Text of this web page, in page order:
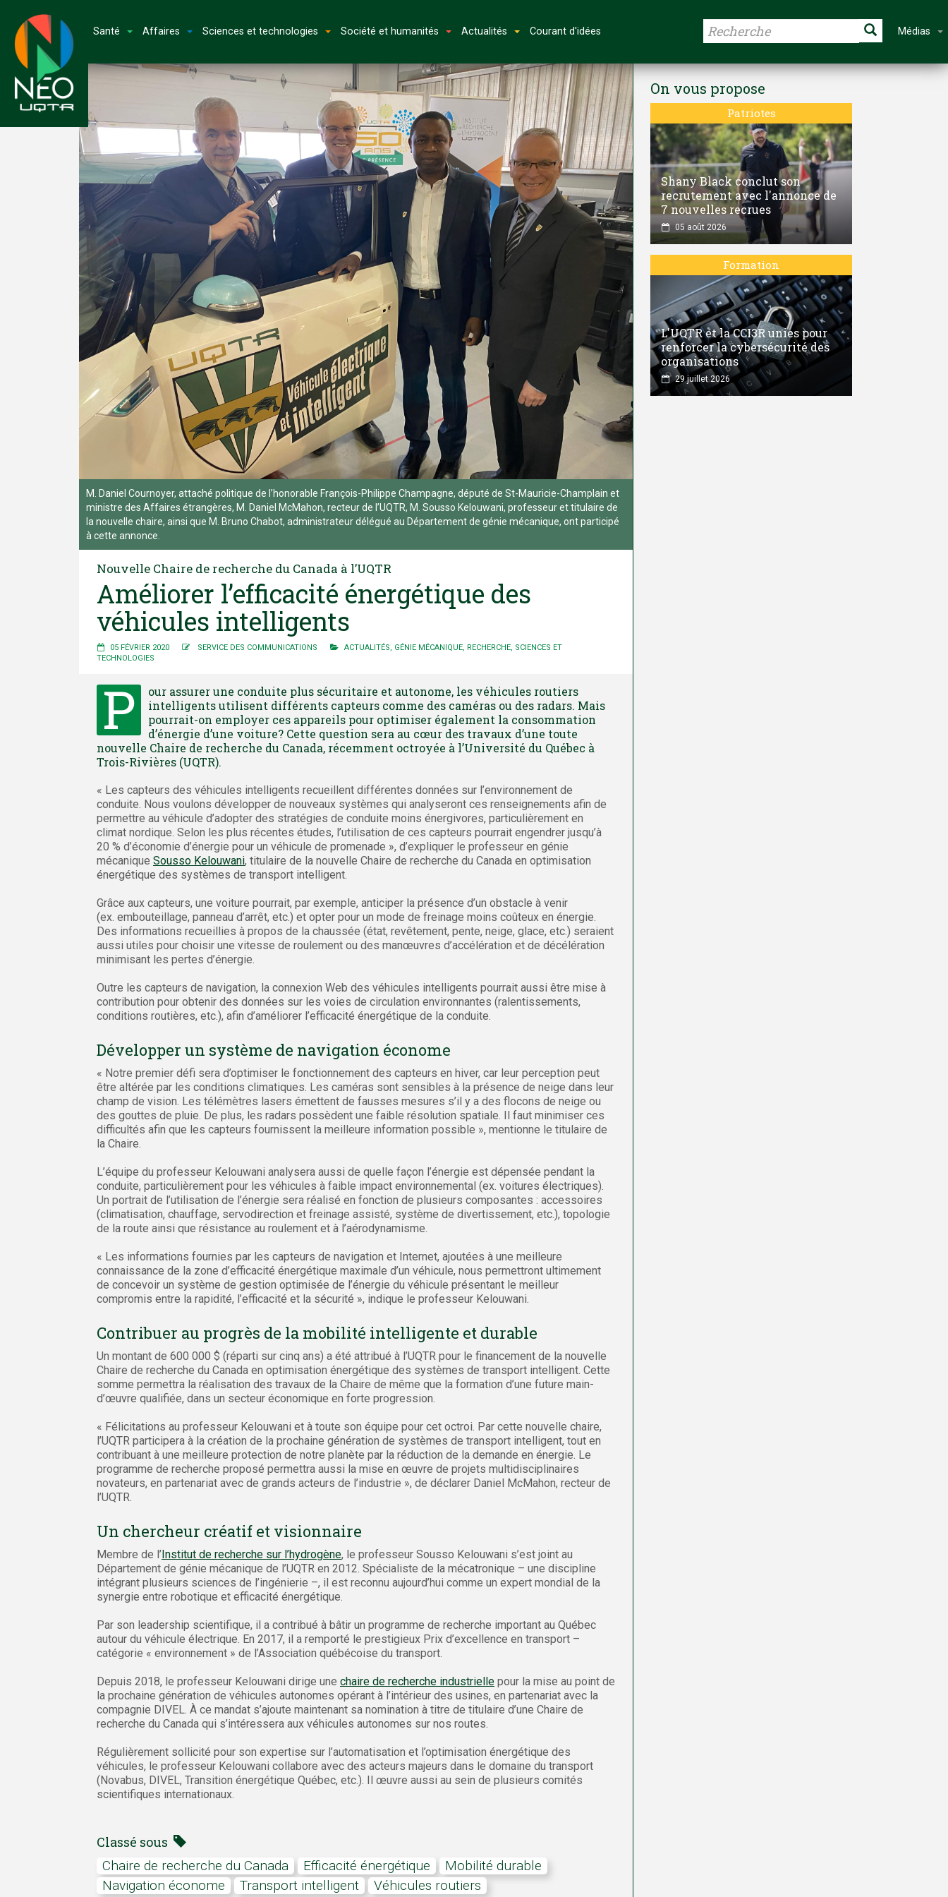
Santé Affaires Sciences et technologies Société et humanités Actualités Courant d'idées Médias
M. Daniel Cournoyer, attaché politique de l’honorable François-Philippe Champagne, député de St-Mauricie-Champlain et
ministre des Affaires étrangères, M. Daniel McMahon, recteur de l’UQTR, M. Sousso Kelouwani, professeur et titulaire de
la nouvelle chaire, ainsi que M. Bruno Chabot, administrateur délégué au Département de génie mécanique, ont participé
à cette annonce.
Nouvelle Chaire de recherche du Canada à l’UQTR
Améliorer l’efficacité énergétique des
véhicules intelligents
05 FÉVRIER 2020 SERVICE DES COMMUNICATIONS ACTUALITÉS, GÉNIE MÉCANIQUE, RECHERCHE, SCIENCES ET
TECHNOLOGIES
P
our assurer une conduite plus sécuritaire et autonome, les véhicules routiers
intelligents utilisent différents capteurs comme des caméras ou des radars. Mais
pourrait-on employer ces appareils pour optimiser également la consommation
d’énergie d’une voiture? Cette question sera au cœur des travaux d’une toute
nouvelle Chaire de recherche du Canada, récemment octroyée à l’Université du Québec à
Trois-Rivières (UQTR).
« Les capteurs des véhicules intelligents recueillent différentes données sur l’environnement de
conduite. Nous voulons développer de nouveaux systèmes qui analyseront ces renseignements afin de
permettre au véhicule d’adopter des stratégies de conduite moins énergivores, particulièrement en
climat nordique. Selon les plus récentes études, l’utilisation de ces capteurs pourrait engendrer jusqu’à
20 % d’économie d’énergie pour un véhicule de promenade », d’expliquer le professeur en génie
mécanique Sousso Kelouwani, titulaire de la nouvelle Chaire de recherche du Canada en optimisation
énergétique des systèmes de transport intelligent.
Grâce aux capteurs, une voiture pourrait, par exemple, anticiper la présence d’un obstacle à venir
(ex. embouteillage, panneau d’arrêt, etc.) et opter pour un mode de freinage moins coûteux en énergie.
Des informations recueillies à propos de la chaussée (état, revêtement, pente, neige, glace, etc.) seraient
aussi utiles pour choisir une vitesse de roulement ou des manœuvres d’accélération et de décélération
minimisant les pertes d’énergie.
Outre les capteurs de navigation, la connexion Web des véhicules intelligents pourrait aussi être mise à
contribution pour obtenir des données sur les voies de circulation environnantes (ralentissements,
conditions routières, etc.), afin d’améliorer l’efficacité énergétique de la conduite.
Développer un système de navigation économe
« Notre premier défi sera d’optimiser le fonctionnement des capteurs en hiver, car leur perception peut
être altérée par les conditions climatiques. Les caméras sont sensibles à la présence de neige dans leur
champ de vision. Les télémètres lasers émettent de fausses mesures s’il y a des flocons de neige ou
des gouttes de pluie. De plus, les radars possèdent une faible résolution spatiale. Il faut minimiser ces
difficultés afin que les capteurs fournissent la meilleure information possible », mentionne le titulaire de
la Chaire.
L’équipe du professeur Kelouwani analysera aussi de quelle façon l’énergie est dépensée pendant la
conduite, particulièrement pour les véhicules à faible impact environnemental (ex. voitures électriques).
Un portrait de l’utilisation de l’énergie sera réalisé en fonction de plusieurs composantes : accessoires
(climatisation, chauffage, servodirection et freinage assisté, système de divertissement, etc.), topologie
de la route ainsi que résistance au roulement et à l’aérodynamisme.
« Les informations fournies par les capteurs de navigation et Internet, ajoutées à une meilleure
connaissance de la zone d’efficacité énergétique maximale d’un véhicule, nous permettront ultimement
de concevoir un système de gestion optimisée de l’énergie du véhicule présentant le meilleur
compromis entre la rapidité, l’efficacité et la sécurité », indique le professeur Kelouwani.
Contribuer au progrès de la mobilité intelligente et durable
Un montant de 600 000 $ (réparti sur cinq ans) a été attribué à l’UQTR pour le financement de la nouvelle
Chaire de recherche du Canada en optimisation énergétique des systèmes de transport intelligent. Cette
somme permettra la réalisation des travaux de la Chaire de même que la formation d’une future main-
d’œuvre qualifiée, dans un secteur économique en forte progression.
« Félicitations au professeur Kelouwani et à toute son équipe pour cet octroi. Par cette nouvelle chaire,
l’UQTR participera à la création de la prochaine génération de systèmes de transport intelligent, tout en
contribuant à une meilleure protection de notre planète par la réduction de la demande en énergie. Le
programme de recherche proposé permettra aussi la mise en œuvre de projets multidisciplinaires
novateurs, en partenariat avec de grands acteurs de l’industrie », de déclarer Daniel McMahon, recteur de
l’UQTR.
Un chercheur créatif et visionnaire
Membre de l’Institut de recherche sur l’hydrogène, le professeur Sousso Kelouwani s’est joint au
Département de génie mécanique de l’UQTR en 2012. Spécialiste de la mécatronique – une discipline
intégrant plusieurs sciences de l’ingénierie –, il est reconnu aujourd’hui comme un expert mondial de la
synergie entre robotique et efficacité énergétique.
Par son leadership scientifique, il a contribué à bâtir un programme de recherche important au Québec
autour du véhicule électrique. En 2017, il a remporté le prestigieux Prix d’excellence en transport –
catégorie « environnement » de l’Association québécoise du transport.
Depuis 2018, le professeur Kelouwani dirige une chaire de recherche industrielle pour la mise au point de
la prochaine génération de véhicules autonomes opérant à l’intérieur des usines, en partenariat avec la
compagnie DIVEL. À ce mandat s’ajoute maintenant sa nomination à titre de titulaire d’une Chaire de
recherche du Canada qui s’intéressera aux véhicules autonomes sur nos routes.
Régulièrement sollicité pour son expertise sur l’automatisation et l’optimisation énergétique des
véhicules, le professeur Kelouwani collabore avec des acteurs majeurs dans le domaine du transport
(Novabus, DIVEL, Transition énergétique Québec, etc.). Il œuvre aussi au sein de plusieurs comités
scientifiques internationaux.
Classé sous
Chaire de recherche du Canada efficacité énergétique
mobilité durable
navigation économe
transport intelligent véhicules routiers
On vous propose
Patriotes
Shany Black conclut son
recrutement avec l'annonce de
7 nouvelles recrues
05 août 2026
Formation
L'UQTR et la CCI3R unies pour
renforcer la cybersécurité des
organisations
29 juillet 2026